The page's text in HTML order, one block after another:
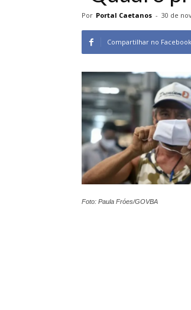
Por Portal Caetanos - 30 de
Compartilhar no Facebook
Foto: Paula Fróes/GOVBA